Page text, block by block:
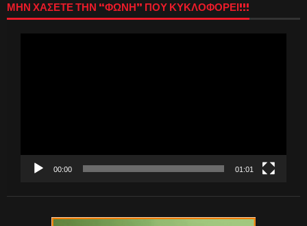
ΜΗΝ ΧΑΣΕΤΕ ΤΗΝ “ΦΩΝΗ” ΠΟΥ ΚΥΚΛΟΦΟΡΕΙ!!!
00:00 01:01